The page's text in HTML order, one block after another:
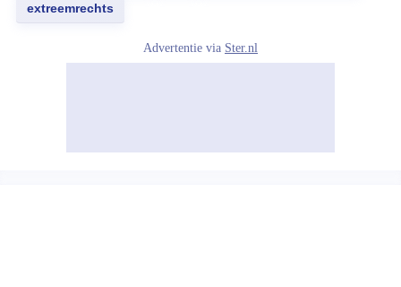
extreemrechts
Advertentie via Ster.nl